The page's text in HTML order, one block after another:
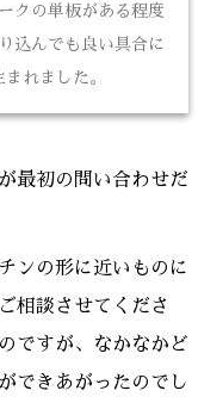
クの単板がある程度
込んでも良い具合に
れました。
最初の問い合わせだ
ンの形に近いものに
相談させてくださ
ですが、なかなかど
できあがったのでし